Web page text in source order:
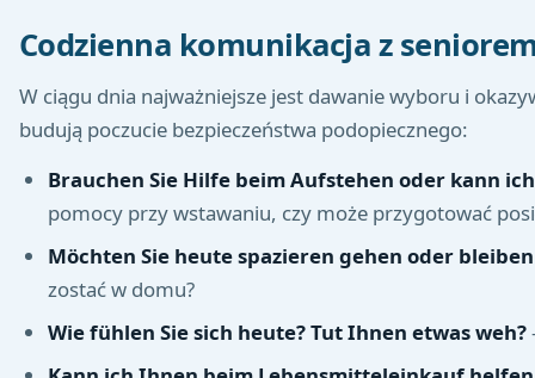
Codzienna komunikacja z
W ciągu dnia najważniejsze jest dawanie wyboru i
budują poczucie bezpieczeństwa podopiecznego:
Brauchen Sie Hilfe beim Aufstehen oder kann
pomocy przy wstawaniu, czy może przygotować
Möchten Sie heute spazieren gehen oder
zostać w domu?
Wie fühlen Sie sich heute? Tut Ihnen etwas weh?